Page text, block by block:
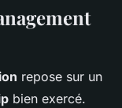
repose sur un
bien exercé.